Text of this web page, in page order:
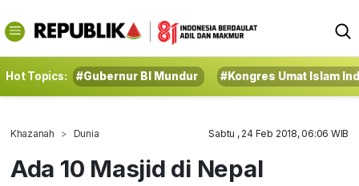
Hot Topics: #Gubernur BI Mundur #Kongres Umat Islam
Khazanah Dunia Sabtu , 24 Feb 2018, 06:06 WIB
Ada 10 Masjid di Nepal